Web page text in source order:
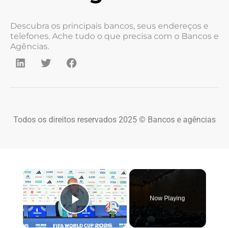
Descubra os principais bancos, seus endereços e
telefones. Ache tudo o que precisa com o Bancos e
Agências.
Todos os direitos reservados 2025 © Bancos e agências
×
Play Video
Now Playing